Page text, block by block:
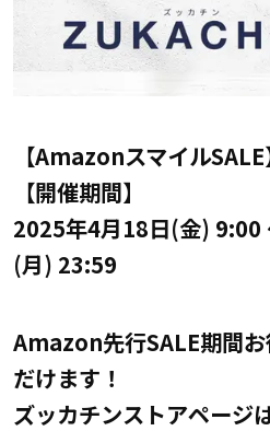
【Amazonスマイル
【開催期間】
2025年4月18日(金) 9:00
(月) 23:59
Amazon先行SALE期間
だけます！
ズッカチンストアページ